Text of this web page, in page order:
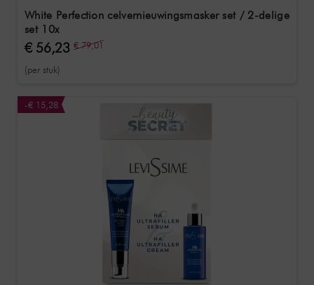
White Perfection celvernieuwingsmasker set / 2-delige
set 10x
€ 56,23 € 79,01
(per stuk)
-€ 15,28